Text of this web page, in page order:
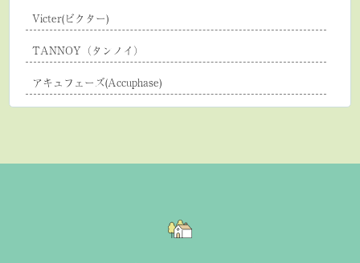
Victer(ビクター)
TANNOY（タンノイ）
アキュフェーズ(Accuphase)